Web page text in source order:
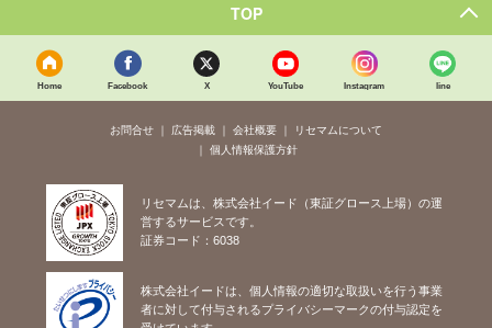
TOP
Home Facebook X YouTube Instagram line
お問合せ 広告掲載 会社概要
リセマムについて
個人情報保護方針
リセマムは、株式会社イード（東証グロース上場）の運
営するサービスです。
証券コード：6038
株式会社イードは、個人情報の適切な取扱いを行う事業
者に対して付与されるプライバシーマークの付与認定を